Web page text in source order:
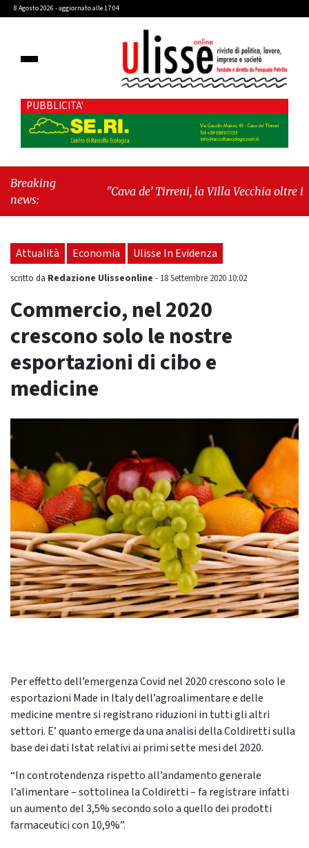
8 Agosto 2026 - aggiornato alle 17:04
PUBBLICITA'
Breaking
news:
"Cava de’ Tirreni, la Villa Vecchia oltre i
seduta consiliare: “Serve chiarezza!”"
Attualità Economia Ulisse In Evidenza
scritto da Redazione Ulisseonline - 18 Settembre 2020 10:02
Commercio, nel 2020
crescono solo le nostre
esportazioni di cibo e
medicine
Per effetto dell’emergenza Covid nel 2020 crescono solo le
esportazioni Made in Italy dell’agroalimentare e delle
medicine mentre si registrano riduzioni in tutti gli altri
settori. E’ quanto emerge da una analisi della Coldiretti sulla
base dei dati Istat relativi ai primi sette mesi del 2020.
“In controtendenza rispetto all’andamento generale
l’alimentare – sottolinea la Coldiretti – fa registrare infatti
un aumento del 3,5% secondo solo a quello dei prodotti
farmaceutici con 10,9%”.